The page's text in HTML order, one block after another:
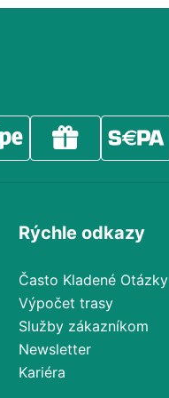
Rýchle odkazy
Často Kladené Otázky
Výpočet trasy
Služby zákazníkom
Newsletter
Kariéra